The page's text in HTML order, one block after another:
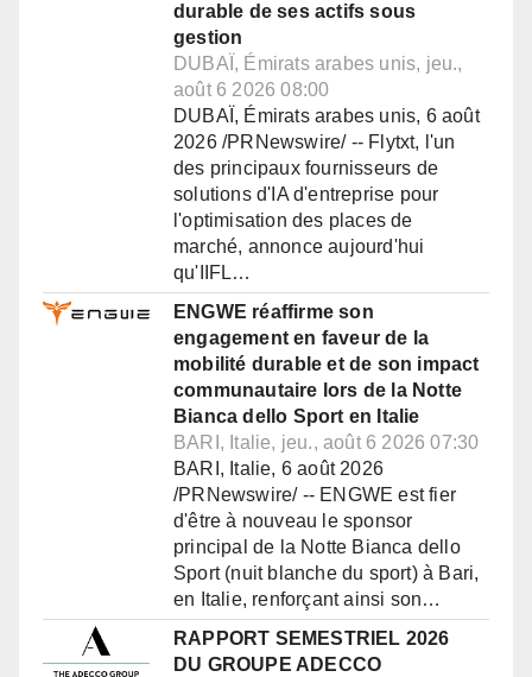
durable de ses actifs sous
gestion
DUBAÏ, Émirats arabes unis, jeu.,
août 6 2026 08:00
DUBAÏ, Émirats arabes unis, 6 août
2026 /PRNewswire/ -- Flytxt, l'un
des principaux fournisseurs de
solutions d'IA d'entreprise pour
l'optimisation des places de
marché, annonce aujourd'hui
qu'IIFL…
ENGWE réaffirme son
engagement en faveur de la
mobilité durable et de son impact
communautaire lors de la Notte
Bianca dello Sport en Italie
BARI, Italie, jeu., août 6 2026 07:30
BARI, Italie, 6 août 2026
/PRNewswire/ -- ENGWE est fier
d'être à nouveau le sponsor
principal de la Notte Bianca dello
Sport (nuit blanche du sport) à Bari,
en Italie, renforçant ainsi son…
RAPPORT SEMESTRIEL 2026
DU GROUPE ADECCO